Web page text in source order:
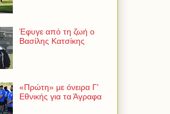
Έφυγε από τη ζωή ο
Βασίλης Κατσίκης
«Πρώτη» με όνειρα Γ'
Εθνικής για τα Άγραφα